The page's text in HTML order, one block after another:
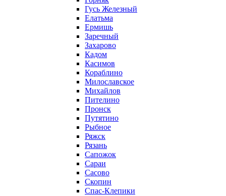
Гусь Железный
Елатьма
Ермишь
Заречный
Захарово
Кадом
Касимов
Кораблино
Милославское
Михайлов
Пителино
Пронск
Путятино
Рыбное
Ряжск
Рязань
Сапожок
Сараи
Сасово
Скопин
Спас-Клепики